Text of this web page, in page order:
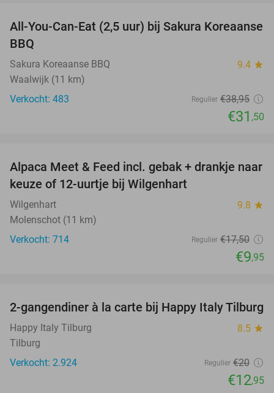
19%
All-You-Can-Eat (2,5 uur) bij Sakura Koreaanse
BBQ
Sakura Koreaanse BBQ 9.4 star
Waalwijk (11 km)
Verkocht: 483
Regulier €38,95
€31 ,50
43%
Alpaca Meet & Feed incl. gebak + drankje naar
keuze of 12-uurtje bij Wilgenhart
Wilgenhart 9.8 star
Molenschot (11 km)
Verkocht: 714
Regulier €17,50
€9,95
35%
2-gangendiner à la carte bij Happy Italy Tilburg
Happy Italy Tilburg 8.5 star
Tilburg
Verkocht: 2.924
Regulier €20
€12,95